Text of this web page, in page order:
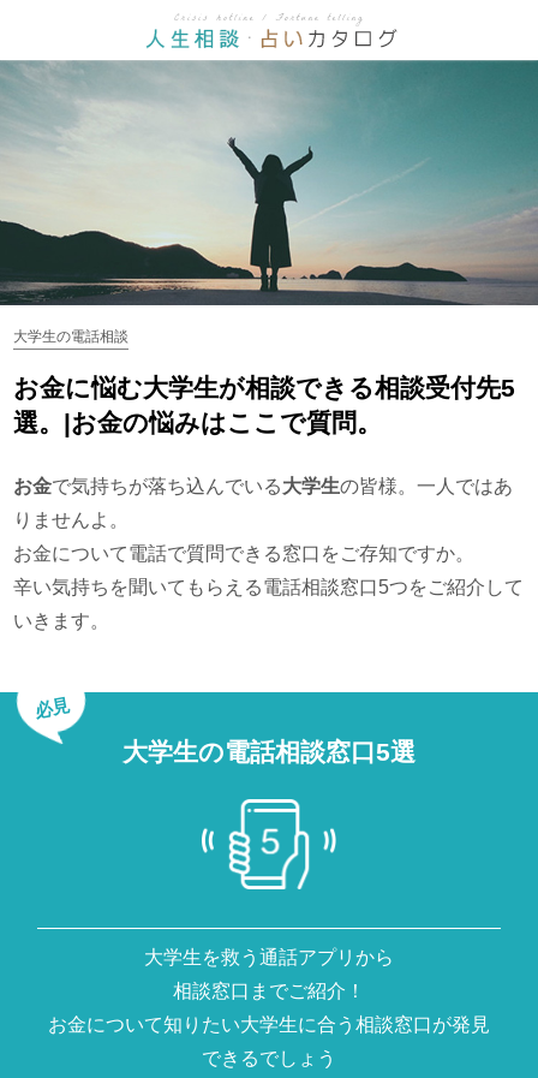
大学生の電話相談
お金に悩む大学生が相談できる相談受付先5
選。|お金の悩みはここで質問。
お金で気持ちが落ち込んでいる大学生の皆様。一人ではあ
りませんよ。
お金について電話で質問できる窓口をご存知ですか。
辛い気持ちを聞いてもらえる電話相談窓口5つをご紹介して
いきます。
必見
大学生の電話相談窓口5選
大学生を救う通話アプリから
相談窓口までご紹介！
お金について知りたい大学生に合う相談窓口が発見
できるでしょう